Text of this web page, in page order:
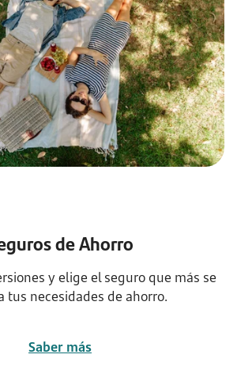
de Ahorro
y elige el seguro que más se
tus necesidades de ahorro.
Saber más